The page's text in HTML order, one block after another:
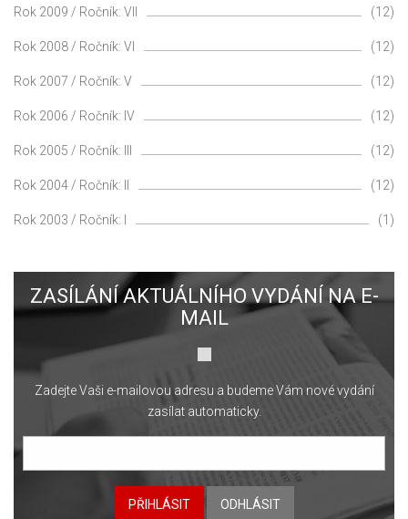
Rok 2009 / Ročník: VII (12)
Rok 2008 / Ročník: VI (12)
Rok 2007 / Ročník: V (12)
Rok 2006 / Ročník: IV (12)
Rok 2005 / Ročník: III (12)
Rok 2004 / Ročník: II (12)
Rok 2003 / Ročník: I (1)
ZASÍLÁNÍ AKTUÁLNÍHO VYDÁNÍ NA E-
MAIL
Zadejte Vaši e-mailovou adresu a budeme Vám nové vydání
zasílat automaticky.
PŘIHLÁSIT ODHLÁSIT